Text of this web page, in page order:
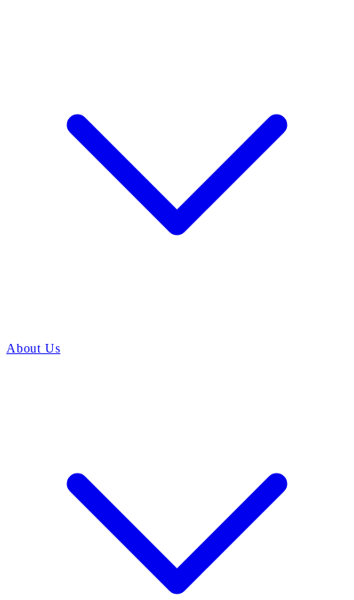
About Us